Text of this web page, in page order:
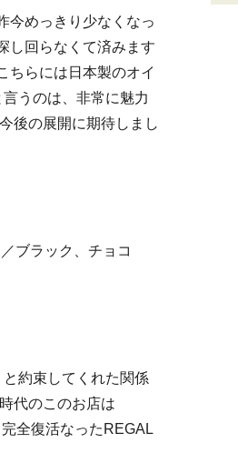
今めっきり少なくなっ
し回らなくて済みます
ちらには日本製のオイ
うのは、非常に魅力
後の展開に期待しまし
ブラック、チョコ
約束してくれた関係
代のこのお店は
全復活なったREGAL